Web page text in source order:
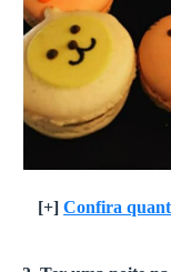
[+]Confira